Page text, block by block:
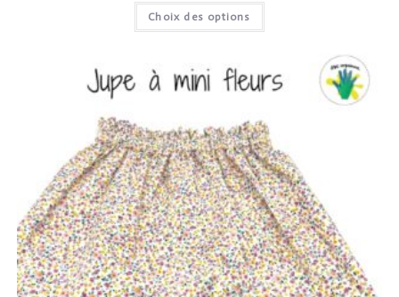
Choix des options